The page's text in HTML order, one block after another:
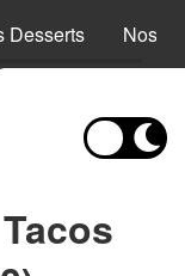
Desserts Nos